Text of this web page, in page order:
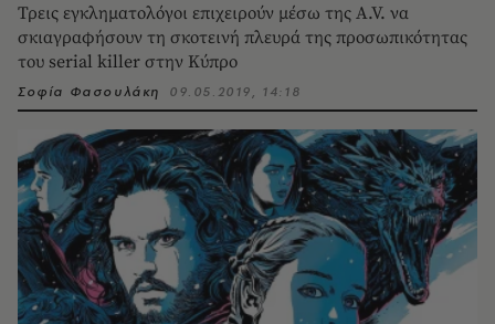
Τρεις εγκληματολόγοι επιχειρούν μέσω της A.V. να
σκιαγραφήσουν τη σκοτεινή πλευρά της προσωπικότητας
του serial killer στην Κύπρο
Σοφία Φασουλάκη 09.05.2019, 14:18